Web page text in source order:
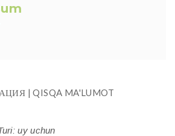
| QISQA MA'LUMOT
uy uchun